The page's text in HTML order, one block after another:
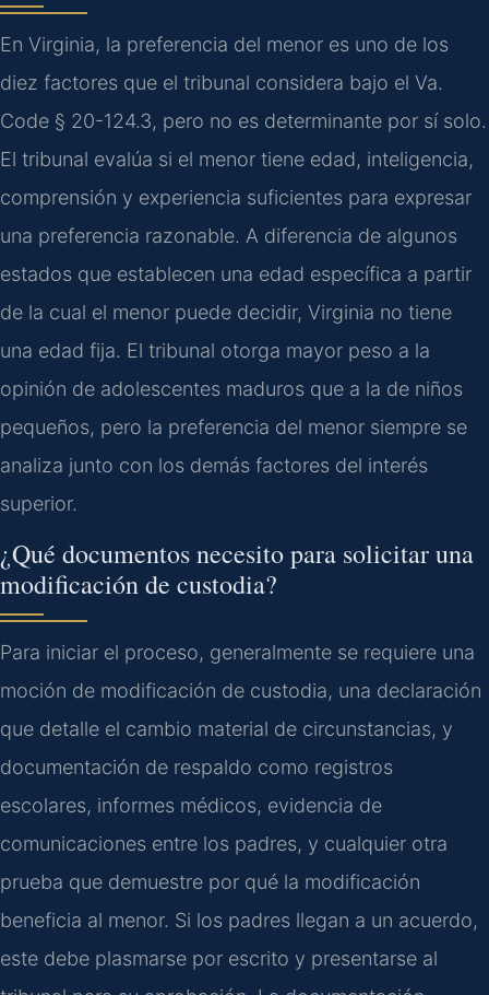
En Virginia, la preferencia del menor es uno de los
diez factores que el tribunal considera bajo el Va.
Code § 20-124.3, pero no es determinante por sí solo.
El tribunal evalúa si el menor tiene edad, inteligencia,
comprensión y experiencia suficientes para expresar
una preferencia razonable. A diferencia de algunos
estados que establecen una edad específica a partir
de la cual el menor puede decidir, Virginia no tiene
una edad fija. El tribunal otorga mayor peso a la
opinión de adolescentes maduros que a la de niños
pequeños, pero la preferencia del menor siempre se
analiza junto con los demás factores del interés
superior.
¿Qué documentos necesito para solicitar una
modificación de custodia?
Para iniciar el proceso, generalmente se requiere una
moción de modificación de custodia, una declaración
que detalle el cambio material de circunstancias, y
documentación de respaldo como registros
escolares, informes médicos, evidencia de
comunicaciones entre los padres, y cualquier otra
prueba que demuestre por qué la modificación
beneficia al menor. Si los padres llegan a un acuerdo,
este debe plasmarse por escrito y presentarse al